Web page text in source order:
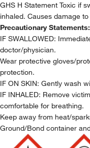
GHS H Statement Toxic if
inhaled. Causes damage
Precautionary Statements:
IF SWALLOWED:
doctor/physician.
Wear protective gloves/
protection.
IF ON SKIN: Gently wash
IF INHALED: Remove
comfortable for breathing.
Keep away from heat/
Ground/Bond container